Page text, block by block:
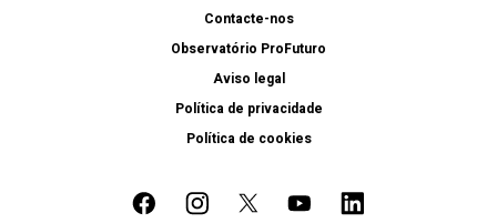
Contacte-nos
Observatório ProFuturo
Aviso legal
Política de privacidade
Política de cookies